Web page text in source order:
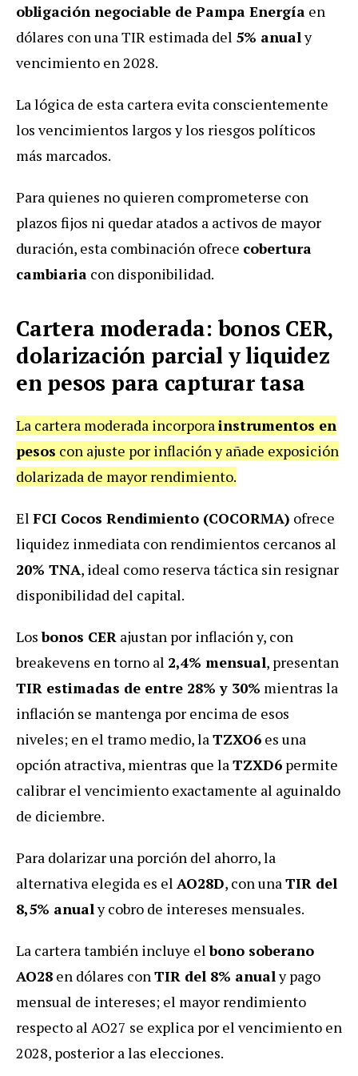
obligación negociable de Pampa Energía en
dólares con una TIR estimada del 5% anualy
vencimiento en 2028.
La lógica de esta cartera evita conscientemente
los vencimientos largos y los riesgos políticos
más marcados.
Para quienes no quieren comprometerse con
plazos fijos ni quedar atados a activos de mayor
duración, esta combinación ofrece cobertura
cambiaria con disponibilidad.
Cartera moderada: bonos CER,
dolarización parcial y liquidez
en pesos para capturar tasa
La cartera moderada incorporainstrumentos en
pesos con ajuste por inflación y añade exposición
dolarizada de mayor rendimiento.
El FCI Cocos Rendimiento (COCORMA) ofrece
liquidez inmediata con rendimientos cercanos al
20% TNA, ideal como reserva táctica sin resignar
disponibilidad del capital.
Losbonos CER ajustan por inflación y, con
breakevens en torno al 2,4% mensual, presentan
TIR estimadas de entre 28% y 30% mientras la
inflación se mantenga por encima de esos
niveles; en el tramo medio, laTZXO6 es una
opción atractiva, mientras que laTZXD6 permite
calibrar el vencimiento exactamente al aguinaldo
de diciembre.
Para dolarizar una porción del ahorro, la
alternativa elegida es el AO28D, con unaTIR del
8,5% anualy cobro de intereses mensuales.
La cartera también incluye elbono soberano
AO28 en dólares conTIR del 8% anualy pago
mensual de intereses; el mayor rendimiento
respecto al AO27 se explica por el vencimiento en
2028, posterior a las elecciones.